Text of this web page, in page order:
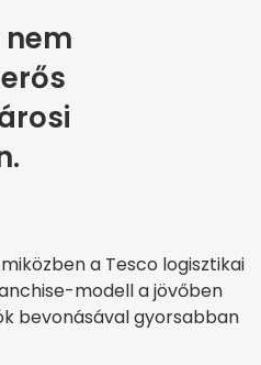
nem
a Tesco logisztikai
modell a jövőben
bevonásával gyorsabban